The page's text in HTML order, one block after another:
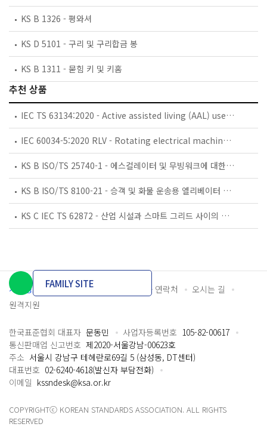
KS B 1326 - 평와셔
KS D 5101 - 구리 및 구리합금 봉
KS B 1311 - 묻힘 키 및 키홈
추천 상품
IEC TS 63134:2020 - Active assisted living (AAL) use cases
IEC 60034-5:2020 RLV - Rotating electrical machines - Part 5: Degrees of protection provided by the integral design of rotating electrical machines (IP code) - Classification
KS B ISO/TS 25740-1 - 에스컬레이터 및 무빙워크에 대한 안전요건 — 제1부: 세계공통 필수 안전요건(GESRs)
KS B ISO/TS 8100-21 - 승객 및 화물 운송용 엘리베이터 —제21부: 세계공통 필수안전요건(GESRs)을 충족하는 세계공통 안전 파라미터(GSPs)
KS C IEC TS 62872 - 산업 시설과 스마트 그리드 사이의 산업 공정 측정, 제어 및 자동화 시스템 인터페이스
개인정보처리방침 이용약관 담당자 연락처
오시는 길
원격지원
FAMILY SITE
한국표준협회 대표자 문동민 사업자등록번호 105-82-00617
통신판매업 신고번호 제2020-서울강남-00623호
주소 서울시 강남구 테헤란로69길 5 (삼성동, DT센터)
대표번호 02-6240-4618(발신자 부담전화)
이메일 kssndesk@ksa.or.kr
COPYRIGHTⓒ KOREAN STANDARDS ASSOCIATION. ALL RIGHTS
RESERVED